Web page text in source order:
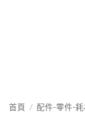
首頁 / 配件-零件-耗